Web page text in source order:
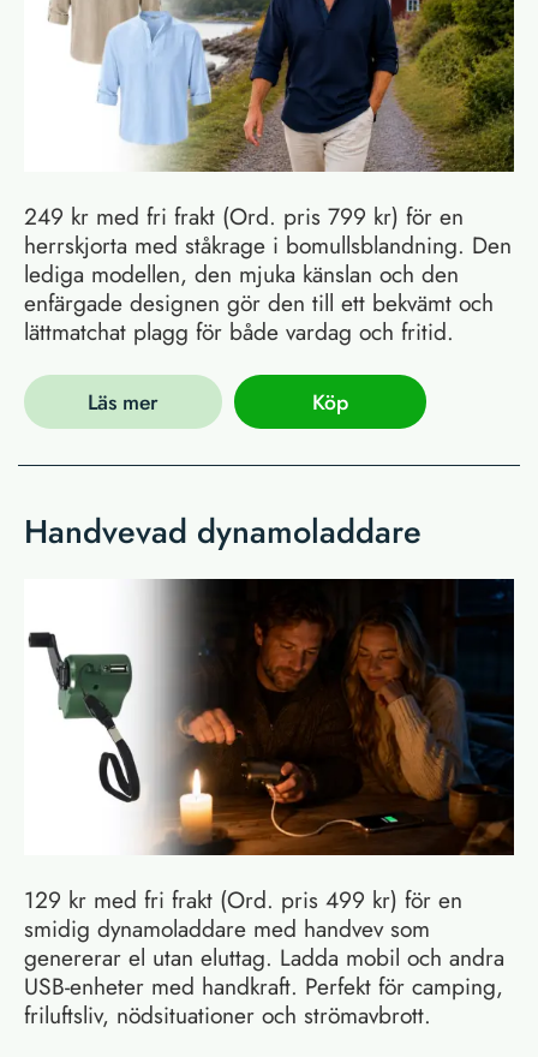
249 kr med fri frakt (Ord. pris 799 kr) för en
herrskjorta med ståkrage i bomullsblandning. Den
lediga modellen, den mjuka känslan och den
enfärgade designen gör den till ett bekvämt och
lättmatchat plagg för både vardag och fritid.
Läs mer Köp
Handvevad dynamoladdare
129 kr med fri frakt (Ord. pris 499 kr) för en
smidig dynamoladdare med handvev som
genererar el utan eluttag. Ladda mobil och andra
USB-enheter med handkraft. Perfekt för camping,
friluftsliv, nödsituationer och strömavbrott.